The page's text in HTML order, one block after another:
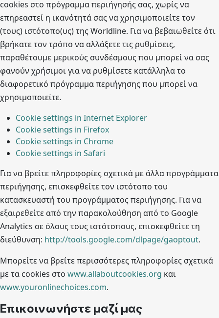
cookies στο πρόγραμμα περιήγησής σας, χωρίς να
επηρεαστεί η ικανότητά σας να χρησιμοποιείτε τον
(τους) ιστότοπο(υς) της Worldline. Για να βεβαιωθείτε ότι
βρήκατε τον τρόπο να αλλάξετε τις ρυθμίσεις,
παραθέτουμε μερικούς συνδέσμους που μπορεί να σας
φανούν χρήσιμοι για να ρυθμίσετε κατάλληλα το
διαφορετικό πρόγραμμα περιήγησης που μπορεί να
χρησιμοποιείτε.
Cookie settings in Internet Explorer
Cookie settings in Firefox
Cookie settings in Chrome
Cookie settings in Safari
Για να βρείτε πληροφορίες σχετικά με άλλα προγράμματα
περιήγησης, επισκεφθείτε τον ιστότοπο του
κατασκευαστή του προγράμματος περιήγησης. Για να
εξαιρεθείτε από την παρακολούθηση από το Google
Analytics σε όλους τους ιστότοπους, επισκεφθείτε τη
διεύθυνση: http://tools.google.com/dlpage/gaoptout.
Μπορείτε να βρείτε περισσότερες πληροφορίες σχετικά
με τα cookies στο www.allaboutcookies.org και
www.youronlinechoices.com.
Επικοινωνήστε μαζί μας